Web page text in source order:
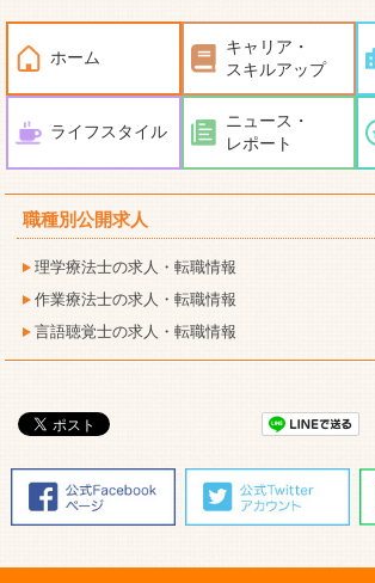
ホーム
キャリア・
スキルアップ
ライフスタイル
ニュース・
レポート
職種別公開求人
理学療法士の求人・転職情報
作業療法士の求人・転職情報
言語聴覚士の求人・転職情報